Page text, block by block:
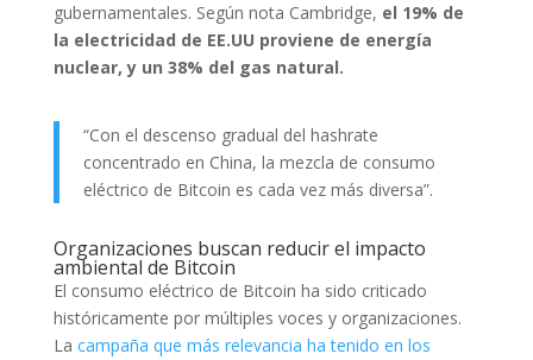
gubernamentales. Según nota Cambridge, el 19% de
la electricidad de EE.UU proviene de energía
nuclear, y un 38% del gas natural.
“Con el descenso gradual del hashrate
concentrado en China, la mezcla de consumo
eléctrico de Bitcoin es cada vez más diversa”.
Organizaciones buscan reducir el impacto
ambiental de Bitcoin
El consumo eléctrico de Bitcoin ha sido criticado
históricamente por múltiples voces y organizaciones.
La campaña que más relevancia ha tenido en los